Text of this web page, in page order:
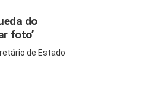
do
foto’
de Estado